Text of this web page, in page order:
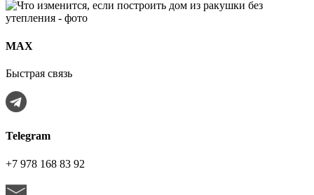
МАХ
Быстрая связь
Telegram
+7 978 168 83 92